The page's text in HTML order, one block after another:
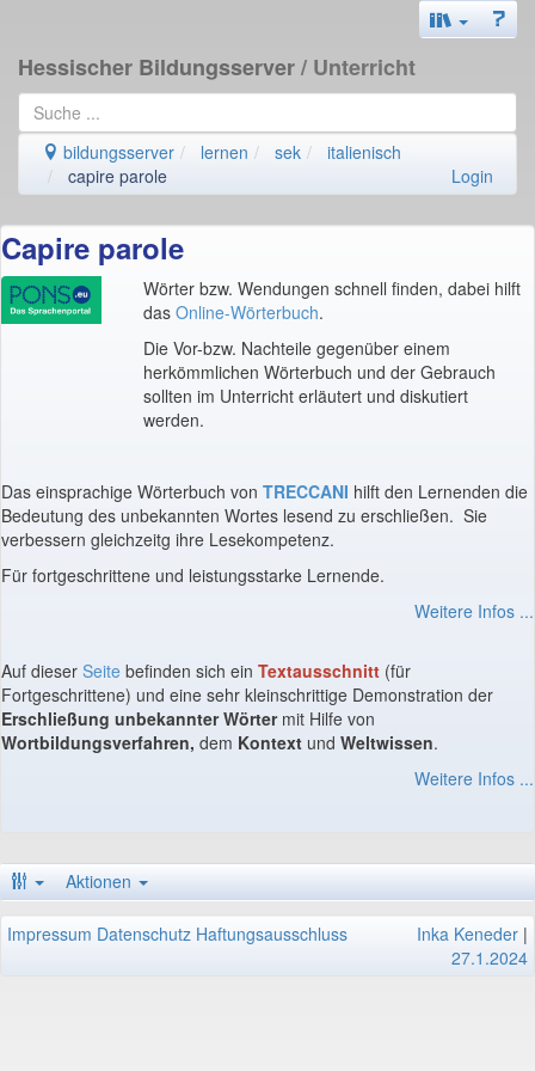
Hessischer Bildungsserver/ Unterricht
bildungsserver lernen sek
italienisch
capire parole
Login
Capire parole
Wörter bzw. Wendungen schnell finden, dabei hilft
das Online-Wörterbuch.
Die Vor-bzw. Nachteile gegenüber einem
herkömmlichen Wörterbuch und der Gebrauch
sollten im Unterricht erläutert und diskutiert
werden.
Das einsprachige Wörterbuch von TRECCANI hilft den Lernenden die
Bedeutung des unbekannten Wortes lesend zu erschließen. Sie
verbessern gleichzeitg ihre Lesekompetenz.
Für fortgeschrittene und leistungsstarke Lernende.
Weitere Infos ...
Auf dieser Seite befinden sich ein Textausschnitt (für
Fortgeschrittene) und eine sehr kleinschrittige Demonstration der
Erschließung unbekannter Wörtermit Hilfe von
Wortbildungsverfahren, dem Kontext und Weltwissen.
Weitere Infos ...
Aktionen
Impressum Datenschutz Haftungsausschluss Inka Keneder |
27.1.2024